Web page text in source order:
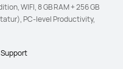
WIFI, 8 GB RAM + 256 GB
PC-level Productivity,
Support